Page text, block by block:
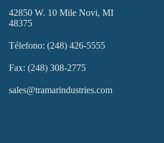
42850 W. 10 Mile Novi, MI
48375
Télefono: (248) 426-5555
Fax: (248) 308-2775
sales@tramarindustries.com